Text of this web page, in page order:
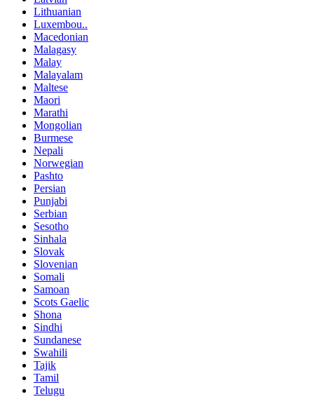
Lithuanian
Luxembou..
Macedonian
Malagasy
Malay
Malayalam
Maltese
Maori
Marathi
Mongolian
Burmese
Nepali
Norwegian
Pashto
Persian
Punjabi
Serbian
Sesotho
Sinhala
Slovak
Slovenian
Somali
Samoan
Scots Gaelic
Shona
Sindhi
Sundanese
Swahili
Tajik
Tamil
Telugu